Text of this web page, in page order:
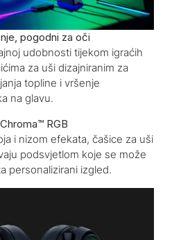
pogodni za oči
udobnosti tijekom igraćih
za uši dizajniranim za
topline i vršenje
na glavu.
RGB
i nizom efekata, čašice za uši
podsvjetlom koje se može
personalizirani izgled.